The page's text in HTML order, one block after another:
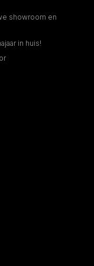
showroom en
in huis!